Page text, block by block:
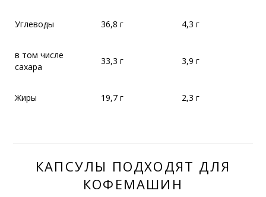
Углеводы 36,8 г 4,3 г
в том числе
сахара
33,3 г 3,9 г
Жиры 19,7 г 2,3 г
КАПСУЛЫ ПОДХОДЯТ ДЛЯ
КОФЕМАШИН